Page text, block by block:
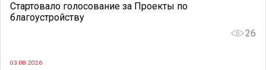
Стартовало голосование за Проекты по
благоустройству
26
03.08.2026